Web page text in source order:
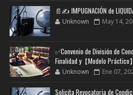
📄✍️ IMPUGNACIÓN de
Unknown May 14,
✅Convenio de División de
Finalidad y【Modelo Práctico】
Unknown Ene 07,
Solicita Revocatoria de